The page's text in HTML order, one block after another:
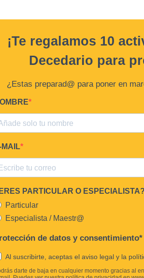
¡Te regalamos 10
Decedario para
¿Estas preparad@ para poner en
MAIL
PARTICULAR O ESPECIALISTA?
Particular
Especialista / Maestr@
de datos y consentimiento*
Al suscribirte, aceptas el aviso legal y la
darte de baja en cualquier momento gracias al